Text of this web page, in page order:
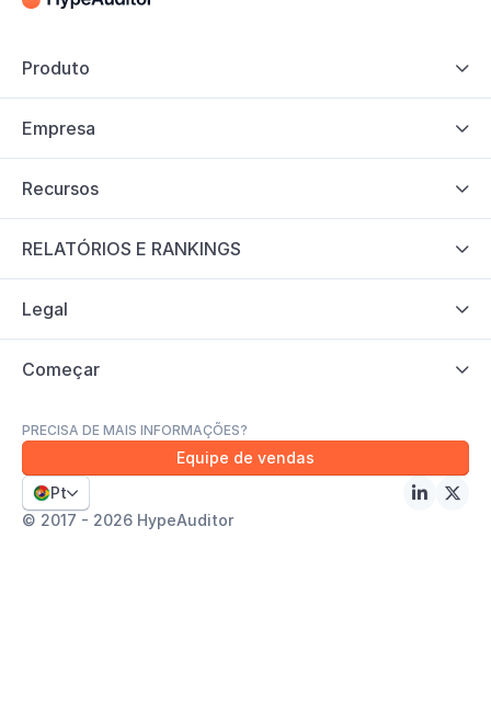
PRECISA DE MAIS INFORMAÇÕES?
Equipe de vendas
 
Pt
© 2017 - 2026 HypeAuditor
Produto 
Empresa 
Recursos 
RELATÓRIOS E RANKINGS 
Legal 
Começar 